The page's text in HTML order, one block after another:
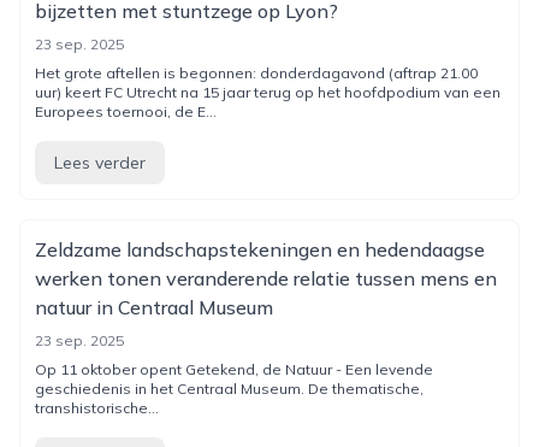
bijzetten met stuntzege op Lyon?
23 sep. 2025
Het grote aftellen is begonnen: donderdagavond (aftrap 21.00
uur) keert FC Utrecht na 15 jaar terug op het hoofdpodium van een
Europees toernooi, de E...
Lees verder
Zeldzame landschapstekeningen en hedendaagse
werken tonen veranderende relatie tussen mens en
natuur in Centraal Museum
23 sep. 2025
Op 11 oktober opent Getekend, de Natuur - Een levende
geschiedenis in het Centraal Museum. De thematische,
transhistorische...